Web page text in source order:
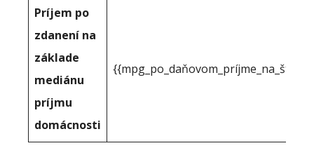
Príjem po
zdanení na
základe
mediánu
príjmu
domácnosti